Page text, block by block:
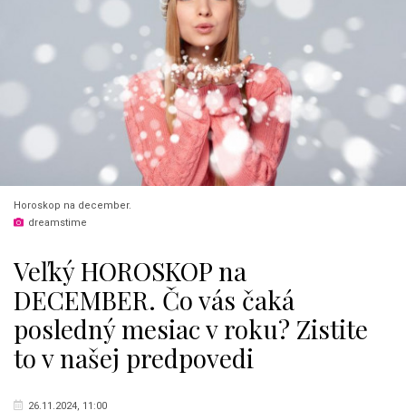
Horoskop na december.
dreamstime
Veľký HOROSKOP na
DECEMBER. Čo vás čaká
posledný mesiac v roku? Zistite
to v našej predpovedi
26.11.2024, 11:00